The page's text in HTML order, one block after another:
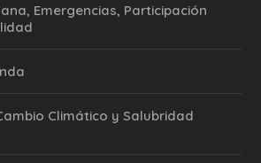
Emergencias, Participación
Climático y Salubridad